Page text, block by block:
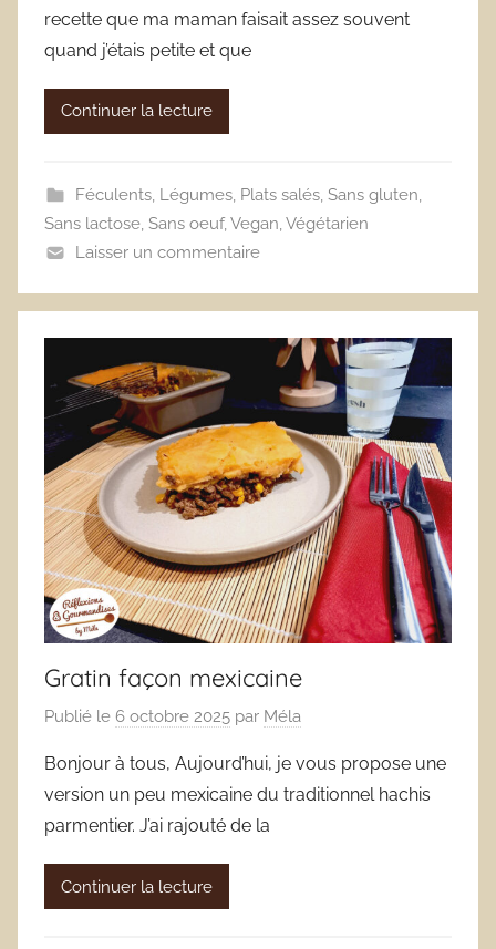
recette que ma maman faisait assez souvent
quand j’étais petite et que
Continuer la lecture
Féculents, Légumes, Plats salés, Sans gluten,
Sans lactose, Sans oeuf,Vegan,Végétarien
Laisser un commentaire
Gratin façon mexicaine
Publié le 6 octobre 2025 par Méla
Bonjour à tous, Aujourd’hui, je vous propose une
version un peu mexicaine du traditionnel hachis
parmentier. J’ai rajouté de la
Continuer la lecture